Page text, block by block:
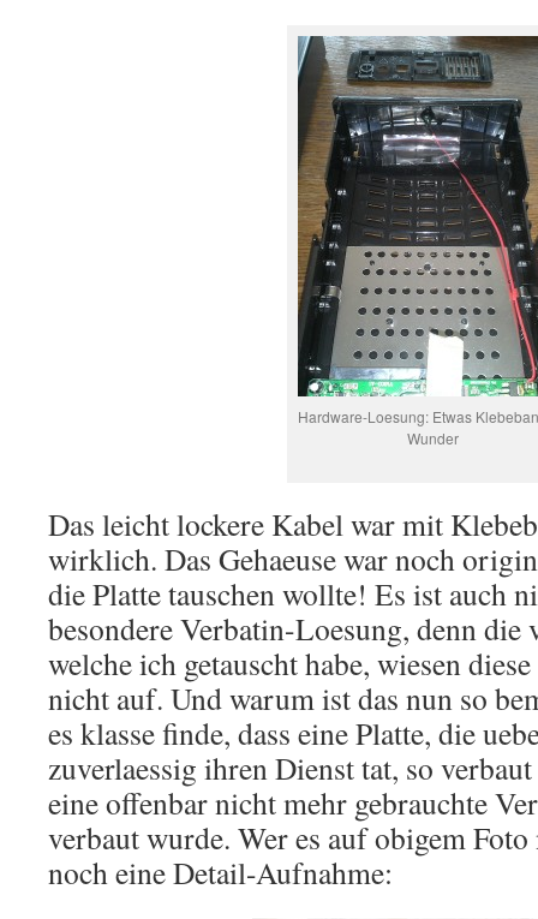
Hardware-Loesung: Etwas
Wunder
Das leicht lockere Kabel war mit
wirklich. Das Gehaeuse war noch
die Platte tauschen wollte! Es ist auch
besondere Verbatin-Loesung, denn die
welche ich getauscht habe, wiesen
nicht auf. Und warum ist das nun so
es klasse finde, dass eine Platte, die
zuverlaessig ihren Dienst tat, so
eine offenbar nicht mehr gebrauchte
verbaut wurde. Wer es auf obigem
noch eine Detail-Aufnahme: